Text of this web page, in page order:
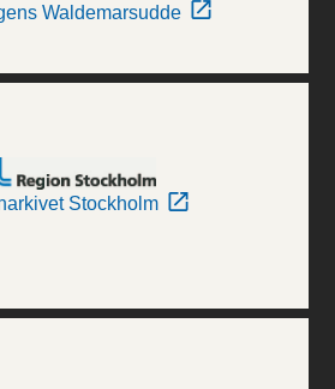
Waldemarsudde
Stockholm